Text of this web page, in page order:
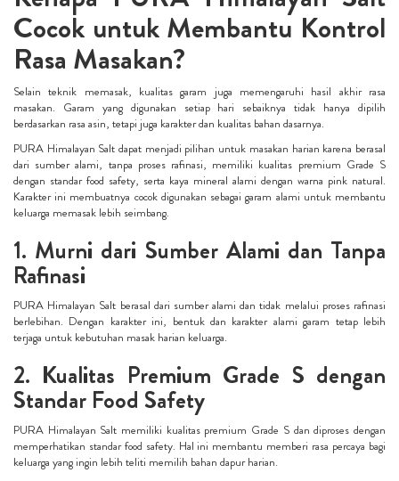
Cocok untuk Membantu Kontrol
Rasa Masakan?
Selain teknik memasak, kualitas garam juga memengaruhi hasil akhir rasa
masakan. Garam yang digunakan setiap hari sebaiknya tidak hanya dipilih
berdasarkan rasa asin, tetapi juga karakter dan kualitas bahan dasarnya.
PURA Himalayan Salt dapat menjadi pilihan untuk masakan harian karena berasal
dari sumber alami, tanpa proses rafinasi, memiliki kualitas premium Grade S
dengan standar food safety, serta kaya mineral alami dengan warna pink natural.
Karakter ini membuatnya cocok digunakan sebagai garam alami untuk membantu
keluarga memasak lebih seimbang.
1. Murni dari Sumber Alami dan Tanpa
Rafinasi
PURA Himalayan Salt berasal dari sumber alami dan tidak melalui proses rafinasi
berlebihan. Dengan karakter ini, bentuk dan karakter alami garam tetap lebih
terjaga untuk kebutuhan masak harian keluarga.
2. Kualitas Premium Grade S dengan
Standar Food Safety
PURA Himalayan Salt memiliki kualitas premium Grade S dan diproses dengan
memperhatikan standar food safety. Hal ini membantu memberi rasa percaya bagi
keluarga yang ingin lebih teliti memilih bahan dapur harian.